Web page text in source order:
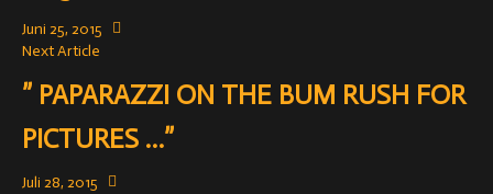
Juni 25, 2015
Next Article
” PAPARAZZI ON THE BUM RUSH FOR
PICTURES …”
Juli 28, 2015